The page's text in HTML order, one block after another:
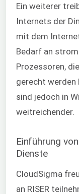
Ein weiterer
Internets der
mit dem
Bedarf an
Prozessoren,
gerecht werden
sind jedoch in
weitreichender.
Einführung
Dienste
CloudSigma
an RISER